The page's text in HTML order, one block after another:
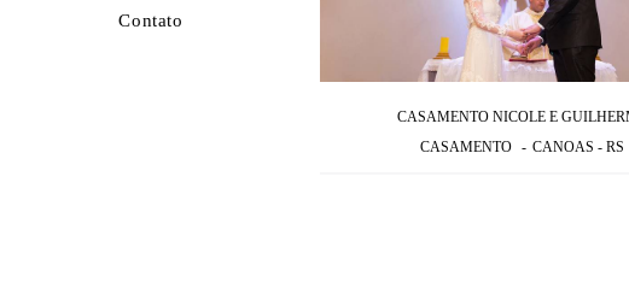
Contato
CASAMENTO NICOLE E
CASAMENTO
CANOAS - RS